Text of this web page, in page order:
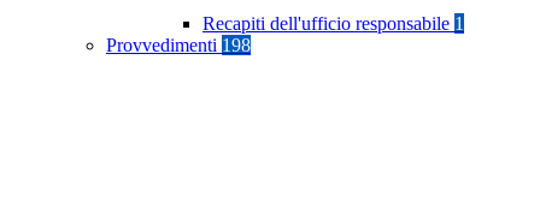
Recapiti dell'ufficio responsabile 1
Provvedimenti 198